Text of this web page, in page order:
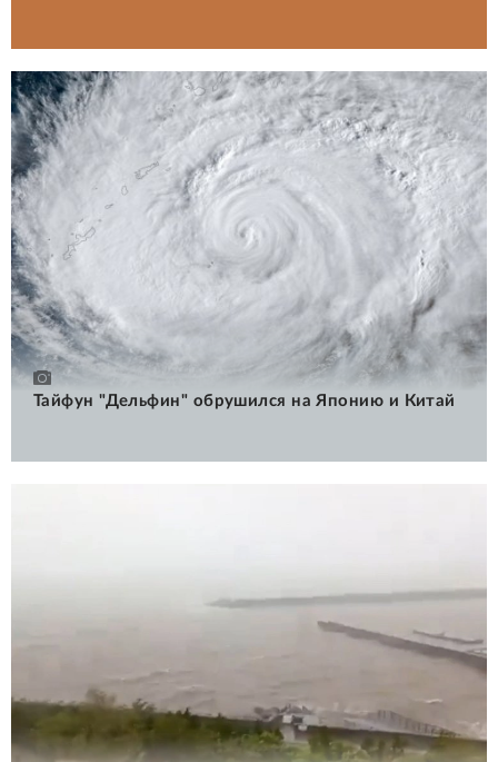
Тайфун "Дельфин" обрушился на Японию и Китай